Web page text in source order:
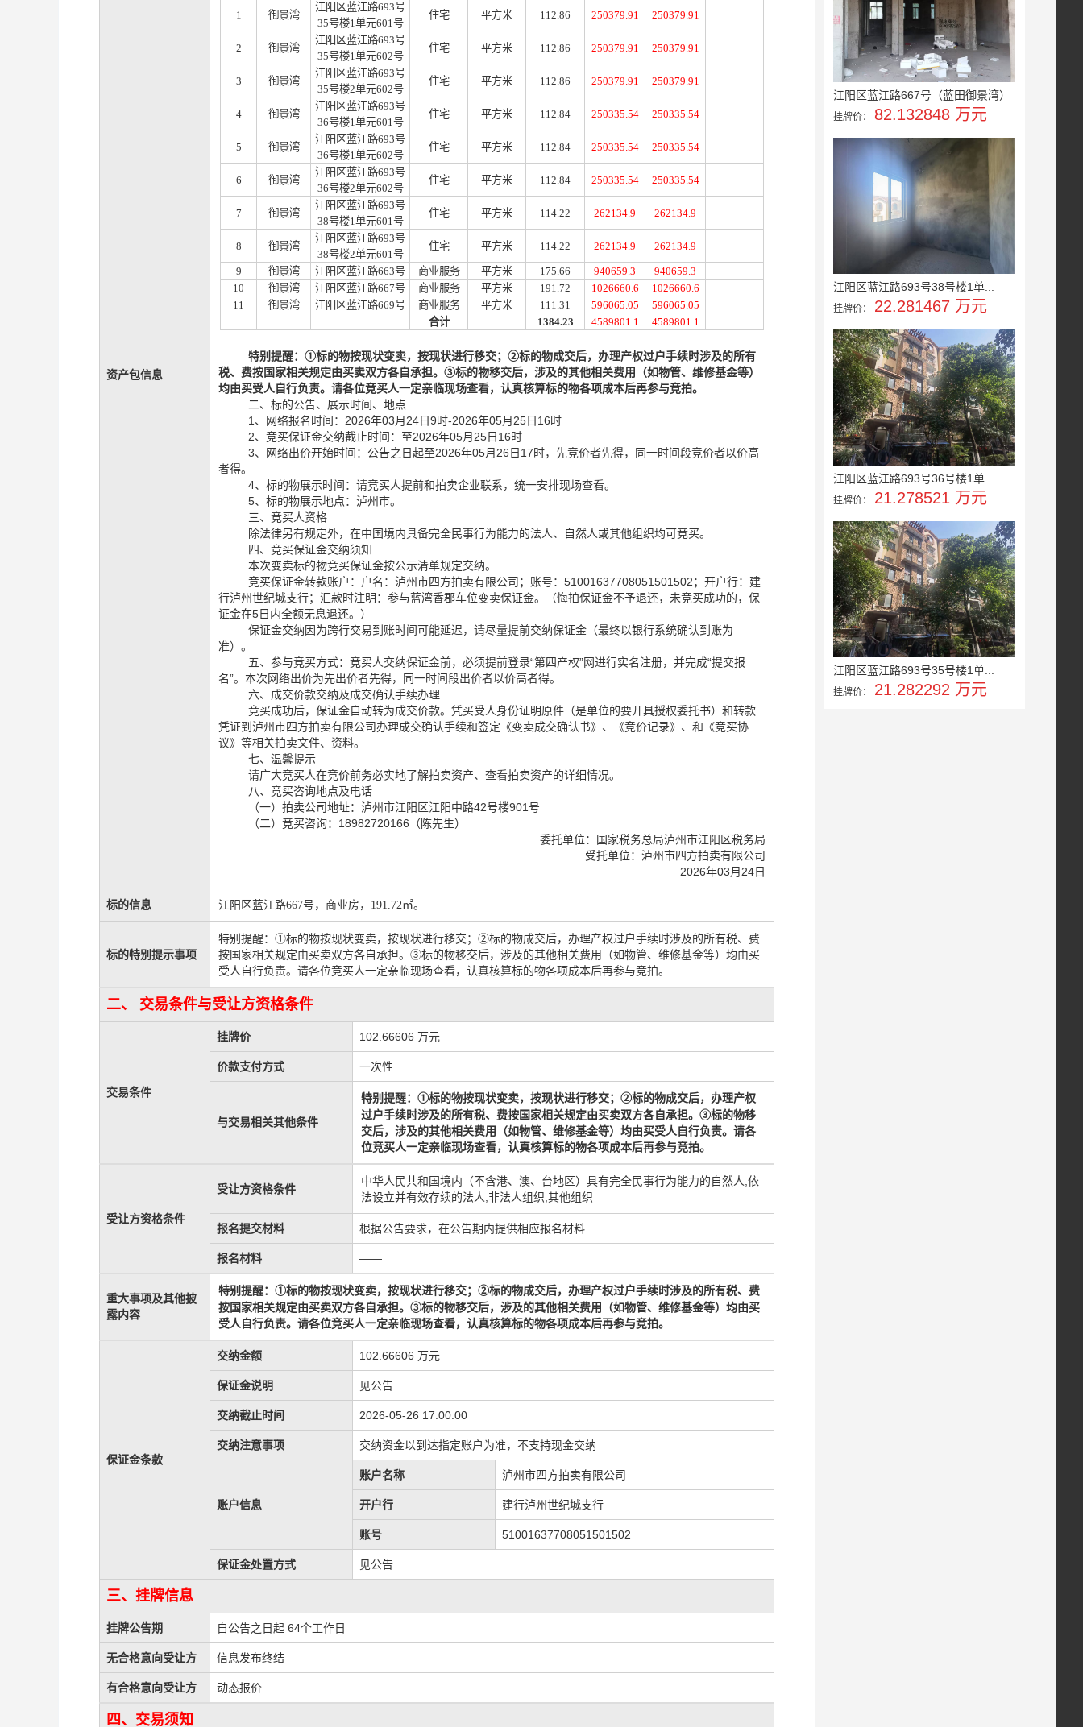
资产包信息
1 御景湾
江阳区蓝江路693号
35号楼1单元601号
住宅 平方米 112.86 250379.91 250379.91
2 御景湾
江阳区蓝江路693号
35号楼1单元602号
住宅 平方米 112.86 250379.91 250379.91
3 御景湾
江阳区蓝江路693号
35号楼2单元602号
住宅 平方米 112.86 250379.91 250379.91
4 御景湾
江阳区蓝江路693号
36号楼1单元601号
住宅 平方米 112.84 250335.54 250335.54
5 御景湾
江阳区蓝江路693号
36号楼1单元602号
住宅 平方米 112.84 250335.54 250335.54
6 御景湾
江阳区蓝江路693号
36号楼2单元602号
住宅 平方米 112.84 250335.54 250335.54
7 御景湾
江阳区蓝江路693号
38号楼1单元601号
住宅 平方米 114.22 262134.9 262134.9
8 御景湾
江阳区蓝江路693号
38号楼2单元601号
住宅 平方米 114.22 262134.9 262134.9
9 御景湾 江阳区蓝江路663号 商业服务 平方米 175.66 940659.3
940659.3
10
御景湾 江阳区蓝江路667号 商业服务 平方米 191.72 1026660.6
1026660.6
11
御景湾 江阳区蓝江路669号 商业服务 平方米 111.31 596065.05
596065.05
合计
1384.23 4589801.1 4589801.1
特别提醒：①标的物按现状变卖，按现状进行移交；②标的物成交后，办理产权过户手续时涉及的所有
税、费按国家相关规定由买卖双方各自承担。 ③标的物移交后，涉及的其他相关费用（如物管、维修基金等）
均由买受人自行负责。请各位竞买人一定亲临现场查看，认真核算标的物各项成本后再参与竞拍。
二、标的公告、展示时间、地点
1、网络报名时间：2026年03月24日9时-2026年05月25日16时
2、竞买保证金交纳截止时间：至2026年05月25日16时
3、网络出价开始时间：公告之日起至2026年05月26日17时，先竞价者先得，同一时间段竞价者以价高
者得。
4、标的物展示时间：请竞买人提前和拍卖企业联系，统一安排现场查看。
5、标的物展示地点：泸州市。
三、竞买人资格
除法律另有规定外，在中国境内具备完全民事行为能力的法人、自然人或其他组织均可竞买。
四、竞买保证金交纳须知
本次变卖标的物竞买保证金按公示清单规定交纳。
竞买保证金转款账户：户名：泸州市四方拍卖有限公司；账号：51001637708051501502；开户行：建
行泸州世纪城支行； 汇款时注明：参与蓝湾香郡车位变卖保证金。（悔拍保证金不予退还，未竞买成功的，保
证金在5日内全额无息退还。）
保证金交纳因为跨行交易到账时间可能延迟，请尽量提前交纳保证金（最终以银行系统确认到账为
准）。
五、参与竞买方式：竞买人交纳保证金前，必须提前登录“第四产权”网进行实名注册，并完成“提交报
名”。 本次网络出价为先出价者先得，同一时间段出价者以价高者得。
六、成交价款交纳及成交确认手续办理
竞买成功后，保证金自动转为成交价款。凭买受人身份证明原件（是单位的要开具授权委托书）和转款
凭证到泸州市四方拍卖有限公司办理成交确认手续和签定《变卖成交确认书》、《竞价记录》、和《竞买协
议》等相关拍卖文件、资料。
七、温馨提示
请广大竞买人在竞价前务必实地了解拍卖资产、查看拍卖资产的详细情况。
八、竞买咨询地点及电话
（一）拍卖公司地址：泸州市江阳区江阳中路42号楼901号
（二）竞买咨询：18982720166（陈先生）
委托单位：国家税务总局泸州市江阳区税务局
受托单位：泸州市四方拍卖有限公司
2026年03月24日
标的信息 江阳区蓝江路667号，商业房，191.72㎡。
标的特别提示事项
特别提醒：①标的物按现状变卖，按现状进行移交；②标的物成交后，办理产权过户手续时涉及的所有税、费
按国家相关规定由买卖双方各自承担。③标的物移交后，涉及的其他相关费用（如物管、维修基金等）均由买
受人自行负责。请各位竞买人一定亲临现场查看，认真核算标的物各项成本后再参与竞拍。
二、 交易条件与受让方资格条件
交易条件
挂牌价 102.66606 万元
价款支付方式 一次性
与交易相关其他条件
特别提醒： ①标的物按现状变卖，按现状进行移交； ②标的物成交后，办理产权
过户手续时涉及的所有税、费按国家相关规定由买卖双方各自承担。 ③标的物移
交后，涉及的其他相关费用（如物管、维修基金等）均由买受人自行负责。请各
位竞买人一定亲临现场查看，认真核算标的物各项成本后再参与竞拍。
受让方资格条件
受让方资格条件
中华人民共和国境内（不含港、澳、台地区）具有完全民事行为能力的自然人,依
法设立并有效存续的法人,非法人组织,其他组织
报名提交材料 根据公告要求，在公告期内提供相应报名材料
报名材料 ——
重大事项及其他披
露内容
特别提醒： ①标的物按现状变卖，按现状进行移交； ②标的物成交后，办理产权过户手续时涉及的所有税、费
按国家相关规定由买卖双方各自承担。 ③标的物移交后，涉及的其他相关费用（如物管、维修基金等）均由买
受人自行负责。请各位竞买人一定亲临现场查看，认真核算标的物各项成本后再参与竞拍。
保证金条款
交纳金额 102.66606 万元
保证金说明 见公告
交纳截止时间 2026-05-26 17:00:00
交纳注意事项 交纳资金以到达指定账户为准，不支持现金交纳
账户信息
账户名称 泸州市四方拍卖有限公司
开户行 建行泸州世纪城支行
账号 51001637708051501502
保证金处置方式 见公告
三、挂牌信息
挂牌公告期 自公告之日起 64个工作日
无合格意向受让方 信息发布终结
有合格意向受让方 动态报价
四、交易须知
江阳区蓝江路667号（蓝田御景湾）
挂牌价： 82.132848 万元
江阳区蓝江路693号38号楼1单...
挂牌价： 22.281467 万元
江阳区蓝江路693号36号楼1单...
挂牌价： 21.278521 万元
江阳区蓝江路693号35号楼1单...
挂牌价： 21.282292 万元